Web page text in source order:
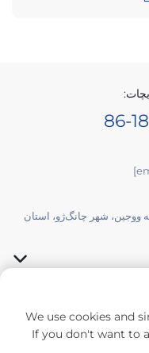
وو‌جین، شهر چانگ‌ژو، استان
We use cookies and
If you don't want to